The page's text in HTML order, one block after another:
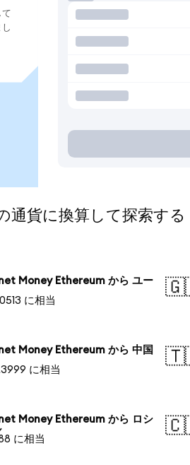
て
に換算して探索する
Money Ethereum から ユー
に相当
Money Ethereum から 中国
に相当
Money Ethereum から ロシ
に相当